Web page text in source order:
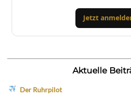
Jetzt
Aktuelle
Der Ruhrpilot